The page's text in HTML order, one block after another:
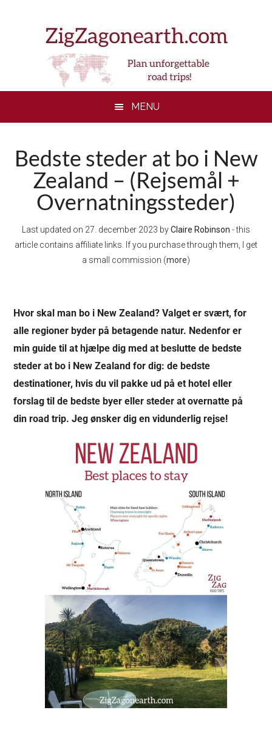
MENU
Bedste steder at bo i New
Zealand – (Rejsemål +
Overnatningssteder)
Last updated on 27. december 2023 byClaire Robinson - this
article contains affiliate links. If you purchase through them, I get
a small commission (more)
Hvor skal man bo i New Zealand? Valget er svært, for
alle regioner byder på betagende natur. Nedenfor er
min guide til at hjælpe dig med at beslutte de bedste
steder at bo i New Zealand for dig: de bedste
destinationer, hvis du vil pakke ud på et hotel eller
forslag til de bedste byer eller steder at overnatte på
din road trip. Jeg ønsker dig en vidunderlig rejse!